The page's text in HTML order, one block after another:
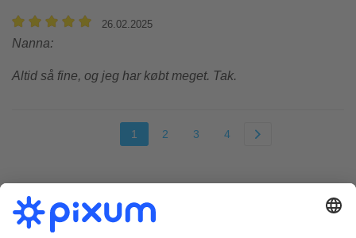
26.02.2025
Nanna:
Altid så fine, og jeg har købt meget. Tak.
1 2 3 4
Vi garanterer sikkerhed